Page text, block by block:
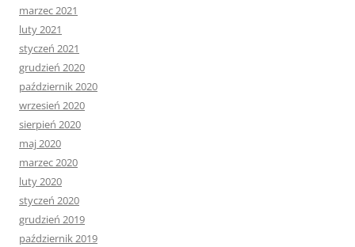
marzec 2021
luty 2021
styczeń 2021
grudzień 2020
październik 2020
wrzesień 2020
sierpień 2020
maj 2020
marzec 2020
luty 2020
styczeń 2020
grudzień 2019
październik 2019